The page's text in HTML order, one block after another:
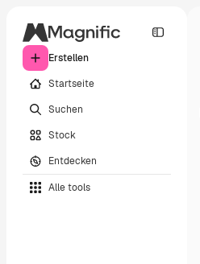
Erstellen
Startseite
Suchen
Stock
Entdecken
Alle tools